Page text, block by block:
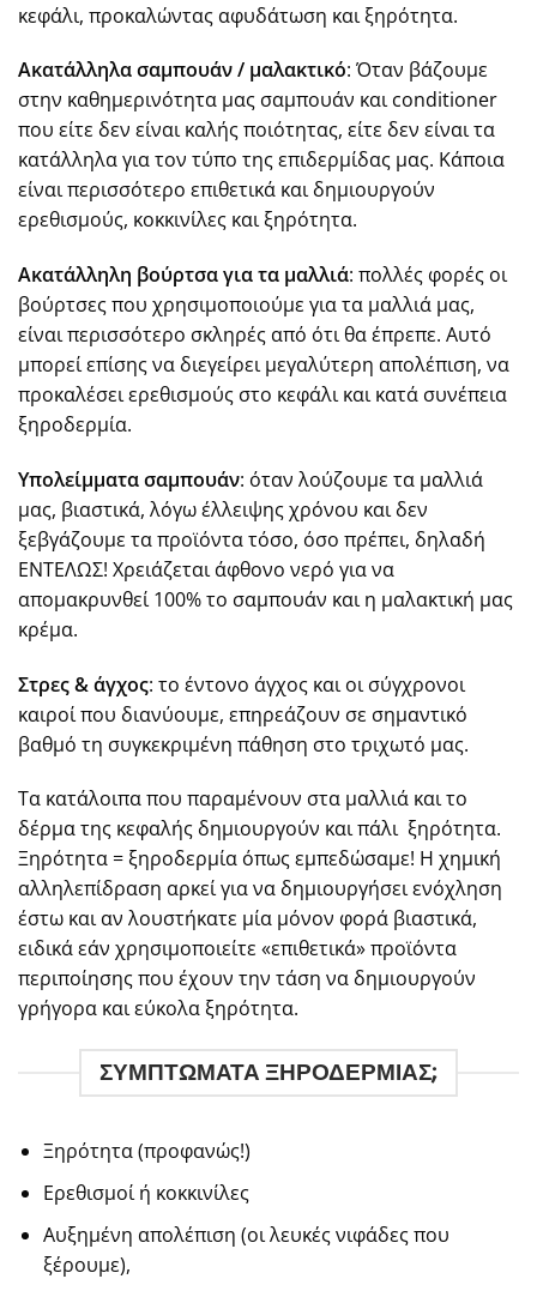
κεφάλι, προκαλώντας αφυδάτωση και ξηρότητα.
Ακατάλληλα σαμπουάν / μαλακτικό: Όταν βάζουμε
στην καθημερινότητα μας σαμπουάν και conditioner
που είτε δεν είναι καλής ποιότητας, είτε δεν είναι τα
κατάλληλα για τον τύπο της επιδερμίδας μας. Κάποια
είναι περισσότερο επιθετικά και δημιουργούν
ερεθισμούς, κοκκινίλες και ξηρότητα.
Ακατάλληλη βούρτσα για τα μαλλιά: πολλές φορές οι
βούρτσες που χρησιμοποιούμε για τα μαλλιά μας,
είναι περισσότερο σκληρές από ότι θα έπρεπε. Αυτό
μπορεί επίσης να διεγείρει μεγαλύτερη απολέπιση, να
προκαλέσει ερεθισμούς στο κεφάλι και κατά συνέπεια
ξηροδερμία.
Υπολείμματα σαμπουάν: όταν λούζουμε τα μαλλιά
μας, βιαστικά, λόγω έλλειψης χρόνου και δεν
ξεβγάζουμε τα προϊόντα τόσο, όσο πρέπει, δηλαδή
ΕΝΤΕΛΩΣ! Χρειάζεται άφθονο νερό για να
απομακρυνθεί 100% το σαμπουάν και η μαλακτική μας
κρέμα.
Στρες & άγχος: το έντονο άγχος και οι σύγχρονοι
καιροί που διανύουμε, επηρεάζουν σε σημαντικό
βαθμό τη συγκεκριμένη πάθηση στο τριχωτό μας.
Τα κατάλοιπα που παραμένουν στα μαλλιά και το
δέρμα της κεφαλής δημιουργούν και πάλι ξηρότητα.
Ξηρότητα = ξηροδερμία όπως εμπεδώσαμε! Η χημική
αλληλεπίδραση αρκεί για να δημιουργήσει ενόχληση
έστω και αν λουστήκατε μία μόνον φορά βιαστικά,
ειδικά εάν χρησιμοποιείτε «επιθετικά» προϊόντα
περιποίησης που έχουν την τάση να δημιουργούν
γρήγορα και εύκολα ξηρότητα.
ΣΥΜΠΤΩΜΑΤΑ ΞΗΡΟΔΕΡΜΙΑΣ;
Ξηρότητα (προφανώς!)
Ερεθισμοί ή κοκκινίλες
Αυξημένη απολέπιση (οι λευκές νιφάδες που
ξέρουμε),